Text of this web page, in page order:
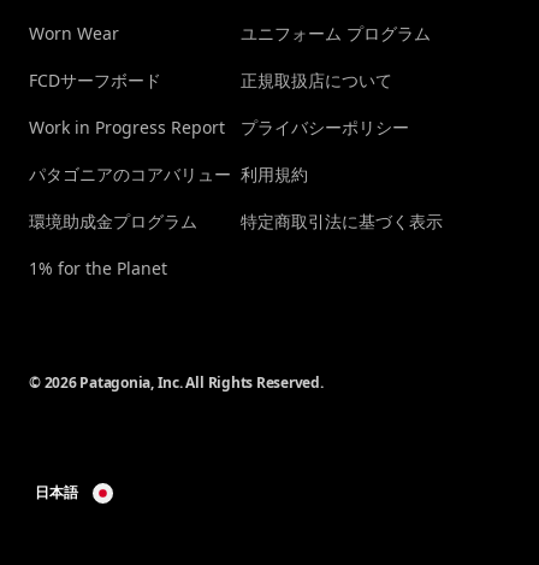
Worn Wear
FCDサーフボード
Work in Progress Report
パタゴニアのコアバリュー
環境助成金プログラム
1% for the Planet
ユニフォーム プログラム
正規取扱店について
プライバシーポリシー
利用規約
特定商取引法に基づく表示
© 2026 Patagonia, Inc. All Rights Reserved.
日本語